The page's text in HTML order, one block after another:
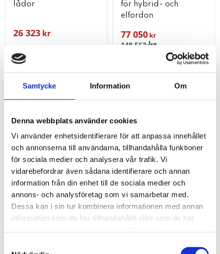
Samtycke Information Om
Denna webbplats använder cookies
Vi använder enhetsidentifierare för att anpassa innehållet
och annonserna till användarna, tillhandahålla funktioner
för sociala medier och analysera vår trafik. Vi
vidarebefordrar även sådana identifierare och annan
information från din enhet till de sociala medier och
annons- och analysföretag som vi samarbetar med.
Dessa kan i sin tur kombinera informationen med annan
information som du har tillhandahållit eller som de har
lådor
26 323 kr
KÖP
för hybrid- och
elfordon
77 050 kr
148 563kr
Performanceplus
verkstadsvagn-sats
P10 med 241 verktyg
Performanceplus
verkstadsvagn-sats
P10 med 262 verktyg